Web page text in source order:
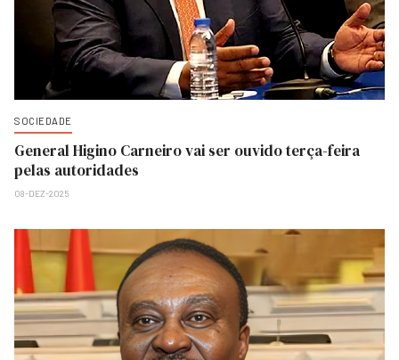
SOCIEDADE
General Higino Carneiro vai ser ouvido terça-feira
pelas autoridades
08-DEZ-2025